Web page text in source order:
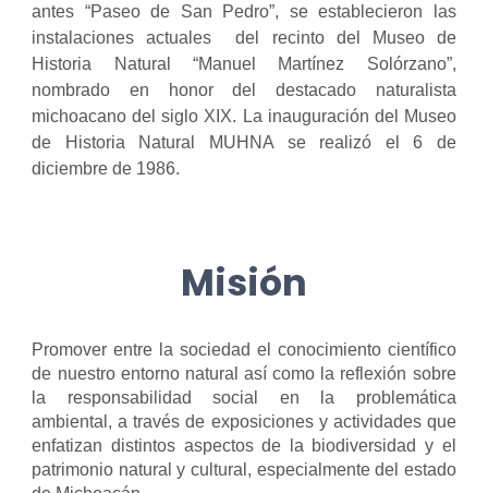
antes “Paseo de San Pedro”, se establecieron las
instalaciones actuales del recinto del Museo de
Historia Natural “Manuel Martínez Solórzano”,
nombrado en honor del destacado naturalista
michoacano del siglo XIX. La inauguración del Museo
de Historia Natural MUHNA se realizó el 6 de
diciembre de 1986.
Misión
Promover entre la sociedad el conocimiento científico
de nuestro entorno natural así como la reflexión sobre
la responsabilidad social en la problemática
ambiental, a través de exposiciones y actividades que
enfatizan distintos aspectos de la biodiversidad y el
patrimonio natural y cultural, especialmente del estado